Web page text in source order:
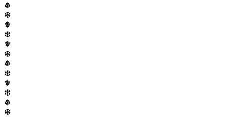
❅
❆
❅
❆
❅
❆
❅
❆
❅
❆
❅
❆